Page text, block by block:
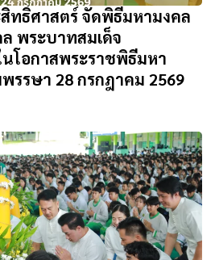
สิทธิ์ศาสตร์ จัดพิธีมหามงคล
พระบาทสมเด็จ
นโอกาสพระราชพิธีมหา
รรษา 28 กรกฎาคม 2569